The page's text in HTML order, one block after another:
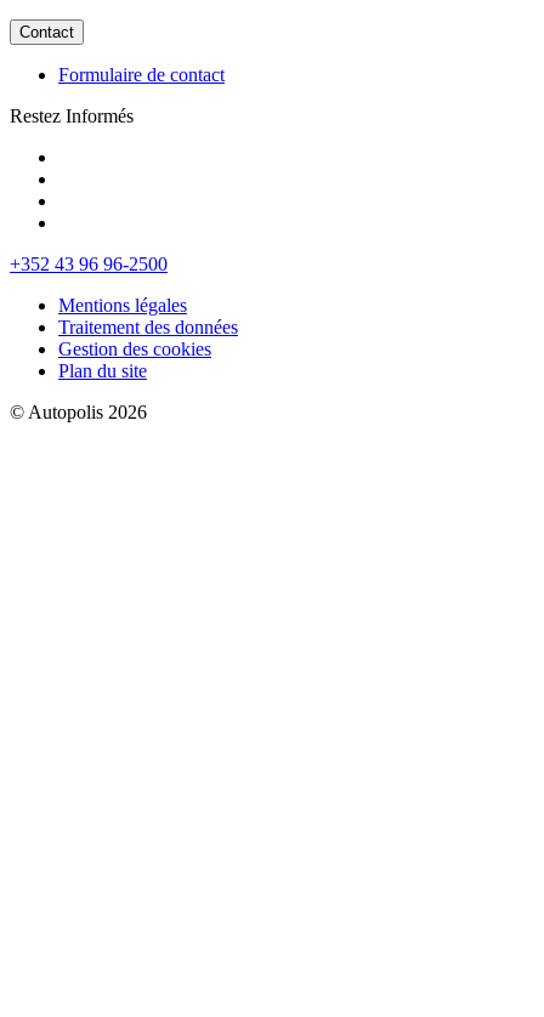
Contact
Formulaire de contact
Restez Informés
+352 43 96 96-2500
Mentions légales
Traitement des données
Gestion des cookies
Plan du site
© Autopolis 2026